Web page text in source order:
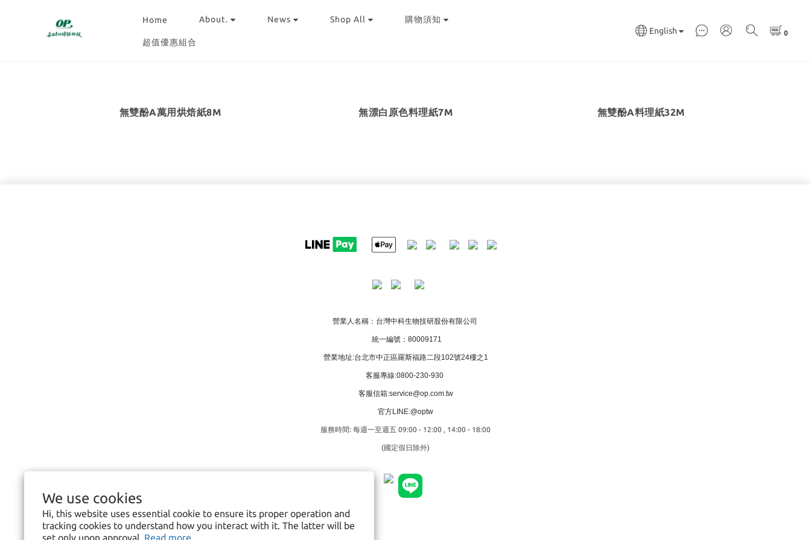
We use cookies
Hi, this website uses essential cookie to ensure its proper operation and
tracking cookies to understand how you interact with it. The latter will be
set only upon approval. Read more
Home About. News Shop All 購物須知
超值優惠組合
English
無雙酚A萬用烘焙紙8M 無漂白原色料理紙7M 無雙酚A料理紙32M
營業人名稱：台灣中科生物技研股份有限公司
統一編號：80009171
營業地址:台北市中正區羅斯福路二段102號24樓之1
客服專線:0800-230-930
客服信箱:service@op.com.tw
官方LINE:@optw
服務時間: 每週一至週五 09:00 - 12:00 , 14:00 - 18:00
(國定假日除外)